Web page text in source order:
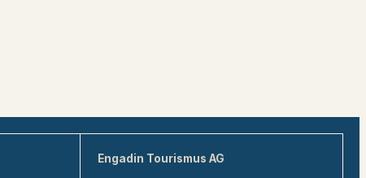
Engadin Tourismus AG